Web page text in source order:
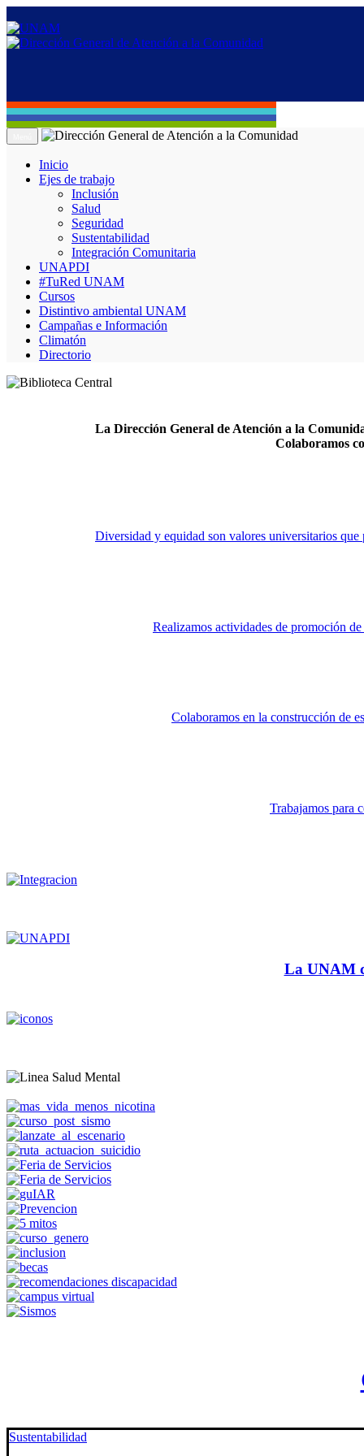
Inicio
Ejes de trabajo
Inclusión
Salud
Seguridad
Sustentabilidad
Integración Comunitaria
UNAPDI
#TuRed UNAM
Cursos
Distintivo ambiental UNAM
Campañas e Información
Climatón
Directorio
La Dirección General de Atención a la
Colaboramos
Diversidad y equidad son valores universitarios que
Realizamos actividades de promoción
Colaboramos en la construcción de
Trabajamos para
La UNAM
Sustentabilidad